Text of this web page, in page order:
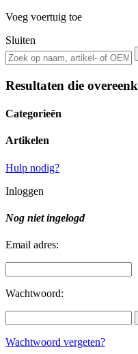
Voeg voertuig toe
Sluiten
Resultaten die
Categorieën
Artikelen
Hulp nodig?
Inloggen
Nog niet ingelogd
Email adres:
Wachtwoord:
Wachtwoord vergeten?